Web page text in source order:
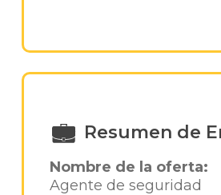
Resumen de
Nombre de la oferta:
Agente de seguridad